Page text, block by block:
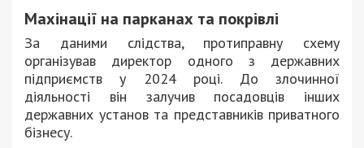
Махінації на парканах та покрівлі
За даними слідства, протиправну схему
організував директор одного з державних
підприємств у 2024 році. До злочинної
діяльності він залучив посадовців інших
державних установ та представників приватного
бізнесу.